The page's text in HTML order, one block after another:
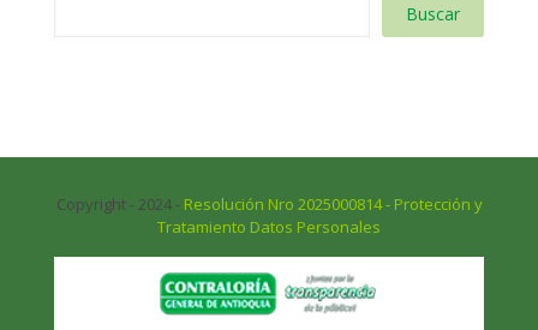
Buscar
Copyright - 2024 - Resolución Nro 2025000814 - Protección y
Tratamiento Datos Personales